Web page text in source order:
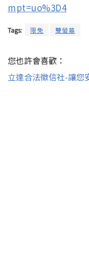
mpt=uo%3D4
Tags: 限免 雙螢幕
您也許會喜歡：
立達合法徵信社-讓您